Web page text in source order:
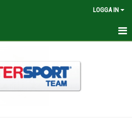
LOGGA IN